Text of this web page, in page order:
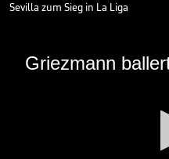
Sevilla zum Sieg in La Liga
Griezmann
Griezmann ballert